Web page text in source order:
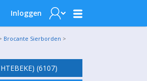
Inloggen
Brocante Sierborden >
(6107)